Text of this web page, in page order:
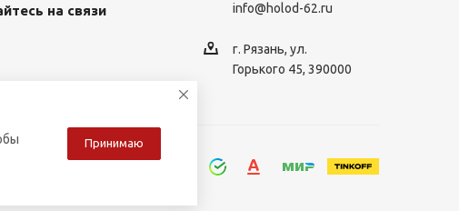
на связи
info@holod-62.ru
г. Рязань, ул.
Горького 45, 390000
Принимаю